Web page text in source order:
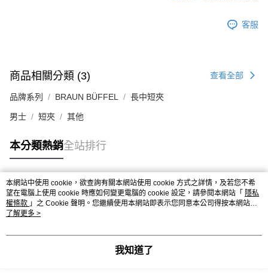
客服
商品相關分類 (3) 查看全部
品牌系列 BRAUN BÜFFEL 長中短夾
男士 短夾 其他
本分類熱銷全站排行
熱門標籤
本網站中使用 cookie，欲查詢有關本網站使用 cookie 方式之詳情，及若您不希
望在電腦上使用 cookie 時應如何變更電腦的 cookie 設定，請參閱本網站「 隱私
權條款 」之 Cookie 聲明。您繼續使用本網站即表示您同意本公司得按本網站使
用條款之 Cookie 聲明使用 cookie。
了解更多 >
我知道了